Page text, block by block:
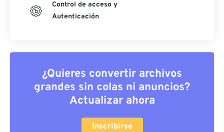
Control de acceso y
Autenticación
¿Quieres convertir archivos
grandes sin colas ni anuncios?
Actualizar ahora
Inscribirse